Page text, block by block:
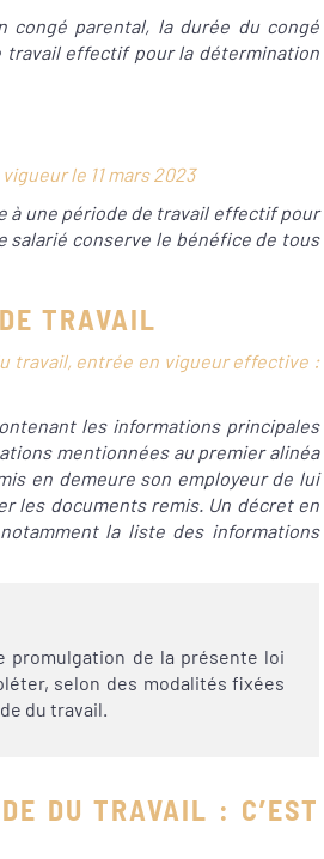
congé parental, la durée du congé
travail effectif pour la détermination
le 11 mars 2023
à une période de travail effectif pour
salarié conserve le bénéfice de tous
TRAVAIL
travail, entrée en vigueur effective :
les informations principales
mentionnées au premier alinéa
en demeure son employeur de lui
les documents remis. Un décret en
la liste des informations
promulgation de la présente loi
selon des modalités fixées
du travail.
DU TRAVAIL : C’EST